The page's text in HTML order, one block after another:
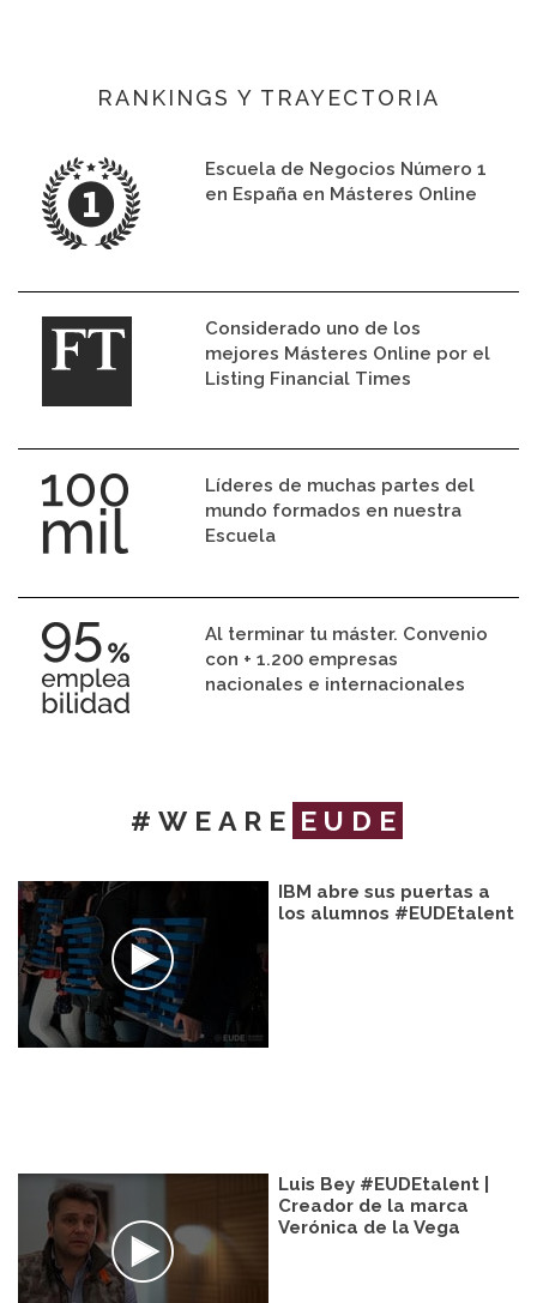
RANKINGS Y TRAYECTORIA
Escuela de Negocios Número 1
en España en Másteres Online
Considerado uno de los
mejores Másteres Online por el
Listing Financial Times
Líderes de muchas partes del
mundo formados en nuestra
Escuela
Al terminar tu máster. Convenio
con + 1.200 empresas
nacionales e internacionales
#WEARE EUDE
IBM abre sus puertas a
los alumnos #EUDEtalent
Luis Bey #EUDEtalent |
Creador de la marca
Verónica de la Vega